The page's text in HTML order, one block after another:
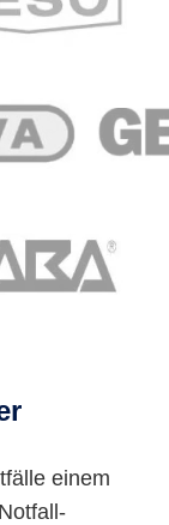
einem